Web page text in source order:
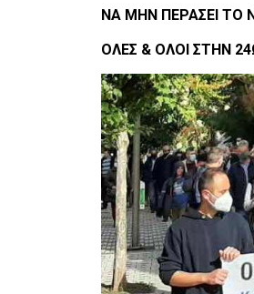
ΝΑ ΜΗΝ ΠΕΡΑΣΕΙ ΤΟ
ΟΛΕΣ & ΟΛΟΙ ΣΤΗΝ